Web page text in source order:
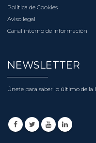
Política de Cookies
Aviso legal
Canal interno de información
NEWSLETTER
Únete para saber lo último de la